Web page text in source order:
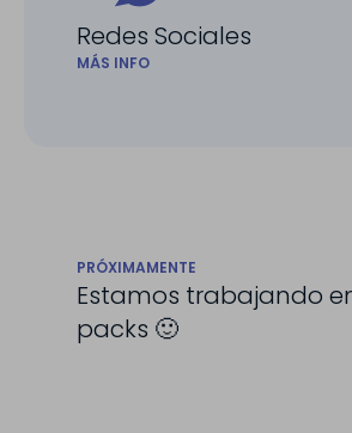
Redes Sociales
MÁS INFO
PRÓXIMAMENTE
Estamos trabajando
packs 🙂